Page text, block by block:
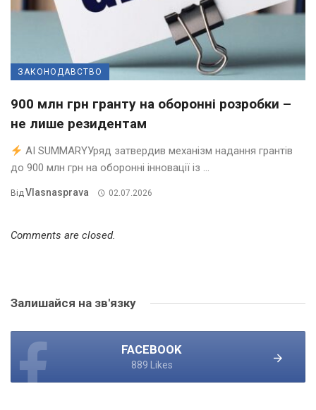
ЗАКОНОДАВСТВО
900 млн грн гранту на оборонні розробки –
не лише резидентам
AI SUMMARYУряд затвердив механізм надання грантів
до 900 млн грн на оборонні інновації із ...
ВідVlasnasprava 02.07.2026
Comments are closed.
Залишайся на зв'язку
FACEBOOK
889 Likes